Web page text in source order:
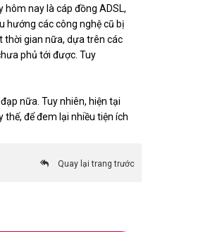
hôm nay là cáp đồng ADSL,
hướng các công nghệ cũ bị
thời gian nữa, dựa trên các
phủ tới được. Tuy
nữa. Tuy nhiên, hiện tại
để đem lại nhiều tiện ích
Quay lại trang trước